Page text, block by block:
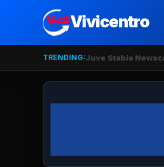
Vivicentro
TRENDING:Juve Stabia News